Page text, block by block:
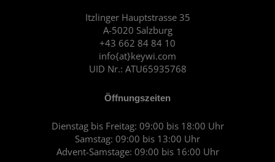
Itzlinger Hauptstrasse 35
A-5020 Salzburg
+43 662 84 84 10
info{at}keywi.com
UID Nr.: ATU65935768
Öffnungszeiten
Dienstag bis Freitag: 09:00 bis 18:00 Uhr
Samstag: 09:00 bis 13:00 Uhr
Advent-Samstage: 09:00 bis 16:00 Uhr
o
k
r
a
m